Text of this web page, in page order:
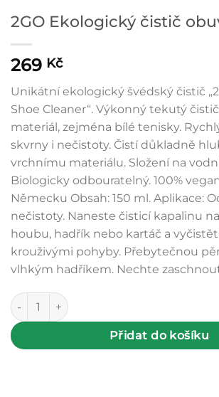
2GO Ekologický čistič
269 Kč
Unikátní ekologický švédský čistič
Shoe Cleaner“. Výkonný tekutý
materiál, zejména bílé tenisky.
skvrny i nečistoty. Čistí důkladně
vrchnímu materiálu. Složení na
Biologicky odbouratelný. 100%
Německu Obsah: 150 ml. Aplikace:
nečistoty. Naneste čisticí kapalinu
houbu, hadřík nebo kartáč a
krouživými pohyby. Přebytečnou
vlhkým hadříkem. Nechte
2GO Ekologický čistič obuvi 2GO množství
Přidat do košíku